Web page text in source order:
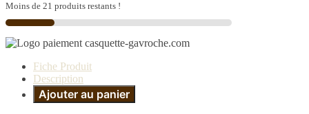
Moins de 21 produits restants !
Fiche Produit
Description
Ajouter au panier